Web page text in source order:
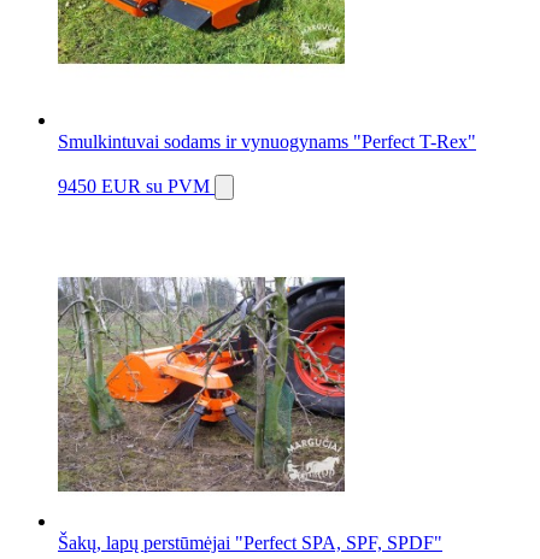
Smulkintuvai sodams ir vynuogynams "Perfect T-Rex"
9450 EUR su PVM
Šakų, lapų perstūmėjai "Perfect SPA, SPF, SPDF"